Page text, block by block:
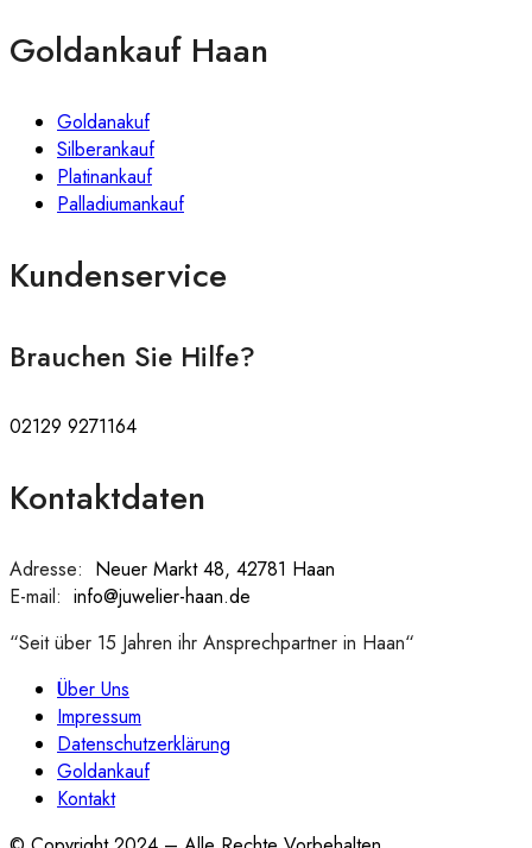
Goldankauf Haan
Goldanakuf
Silberankauf
Platinankauf
Palladiumankauf
Kundenservice
Brauchen Sie Hilfe?
02129 9271164
Kontaktdaten
Adresse: Neuer Markt 48, 42781 Haan
E-mail: info@juwelier-haan.de
“Seit über 15 Jahren ihr Ansprechpartner in Haan“
Über Uns
Impressum
Datenschutzerklärung
Goldankauf
Kontakt